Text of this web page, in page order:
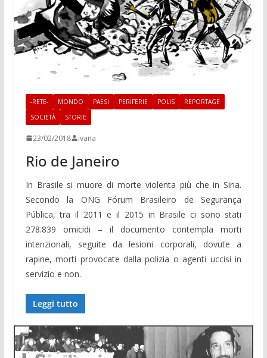
-RETE- MONDO PAESI PERIFERIE POLIS
REPORTAGE
SOCIETÀ
STORIE
23/02/2018 ivana
Rio de Janeiro
In Brasile si muore di morte violenta più che in Siria.
Secondo la ONG Fórum Brasileiro de Segurança
Pública, tra il 2011 e il 2015 in Brasile ci sono stati
278.839 omicidi – il documento contempla morti
intenzionali, seguite da lesioni corporali, dovute a
rapine, morti provocate dalla polizia o agenti uccisi in
servizio e non.
Leggi tutto